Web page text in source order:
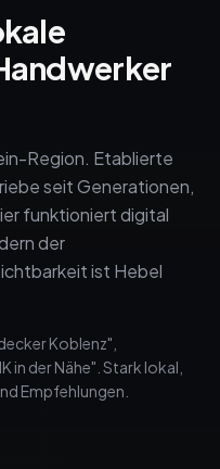
Region. Etablierte
seit Generationen,
funktioniert digital
der
ist Hebel
Koblenz",
in der Nähe". Stark lokal,
Empfehlungen.